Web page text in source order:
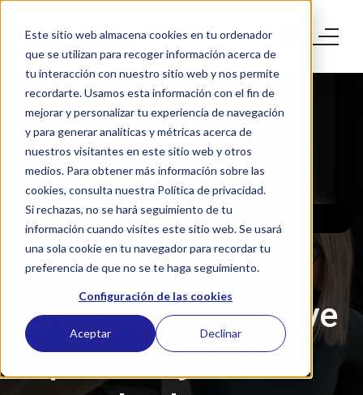
Este sitio web almacena cookies en tu ordenador
que se utilizan para recoger información acerca de
tu interacción con nuestro sitio web y nos permite
recordarte. Usamos esta información con el fin de
mejorar y personalizar tu experiencia de navegación
y para generar analíticas y métricas acerca de
nuestros visitantes en este sitio web y otros
medios. Para obtener más información sobre las
cookies, consulta nuestra Política de privacidad.
Si rechazas, no se hará seguimiento de tu
información cuando visites este sitio web. Se usará
una sola cookie en tu navegador para recordar tu
preferencia de que no se te haga seguimiento.
Configuración de las cookies
Aceptar Declinar
NEUROLIDERAZGO
DESARROLLO DE
EQUIPOS
Neuroliderazgo
Emocional: la clave
para mejorar los